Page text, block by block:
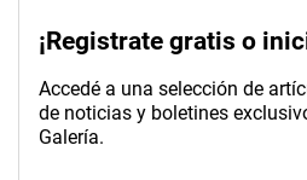
¡Registrate gratis o
Accedé a una selección de
de noticias y boletines
Galería.